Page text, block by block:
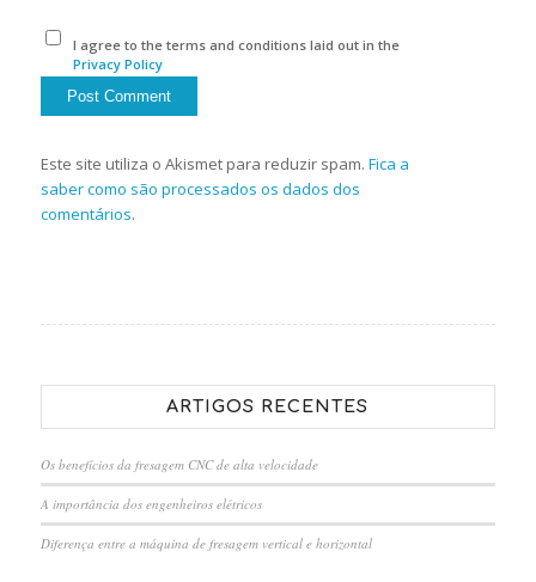
I agree to the terms and conditions laid out in the
Privacy Policy
Este site utiliza o Akismet para reduzir spam. Fica a
saber como são processados os dados dos
comentários.
ARTIGOS RECENTES
Os benefícios da fresagem CNC de alta velocidade
A importância dos engenheiros elétricos
Diferença entre a máquina de fresagem vertical e horizontal